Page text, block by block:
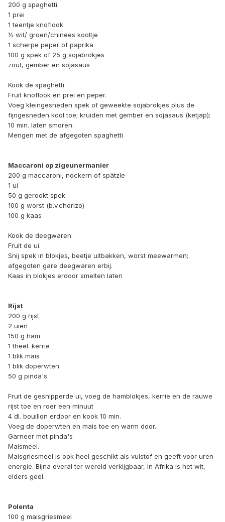
200 g spaghetti
1 prei
1 teentje knoflook
½ wit/ groen/chinees kooltje
1 scherpe peper of paprika
100 g spek of 25 g sojabrokjes
zout, gember en sojasaus
Kook de spaghetti.
Fruit knoflook en prei en peper.
Voeg kleingesneden spek of geweekte sojabrokjes plus de
fijngesneden kool toe; kruiden met gember en sojasaus (ketjap);
10 min. laten smoren.
Mengen met de afgegoten spaghetti
Maccaroni op zigeunermanier
200 g maccaroni, nockern of spätzle
1 ui
50 g gerookt spek
100 g worst (b.v.chorizo)
100 g kaas
Kook de deegwaren.
Fruit de ui.
Snij spek in blokjes, beetje uitbakken, worst meewarmen;
afgegoten gare deegwaren erbij.
Kaas in blokjes erdoor smelten laten
Rijst
200 g rijst
2 uien
150 g ham
1 theel. kerrie
1 blik mais
1 blik doperwten
50 g pinda's
Fruit de gesnipperde ui, voeg de hamblokjes, kerrie en de rauwe
rijst toe en roer een minuut
4 dl. bouillon erdoor en kook 10 min.
Voeg de doperwten en mais toe en warm door.
Garneer met pinda's
Maismeel.
Maisgriesmeel is ook heel geschikt als vulstof en geeft voor uren
energie. Bijna overal ter wereld verkijgbaar, in Afrika is het wit,
elders geel.
Polenta
100 g maisgriesmeel